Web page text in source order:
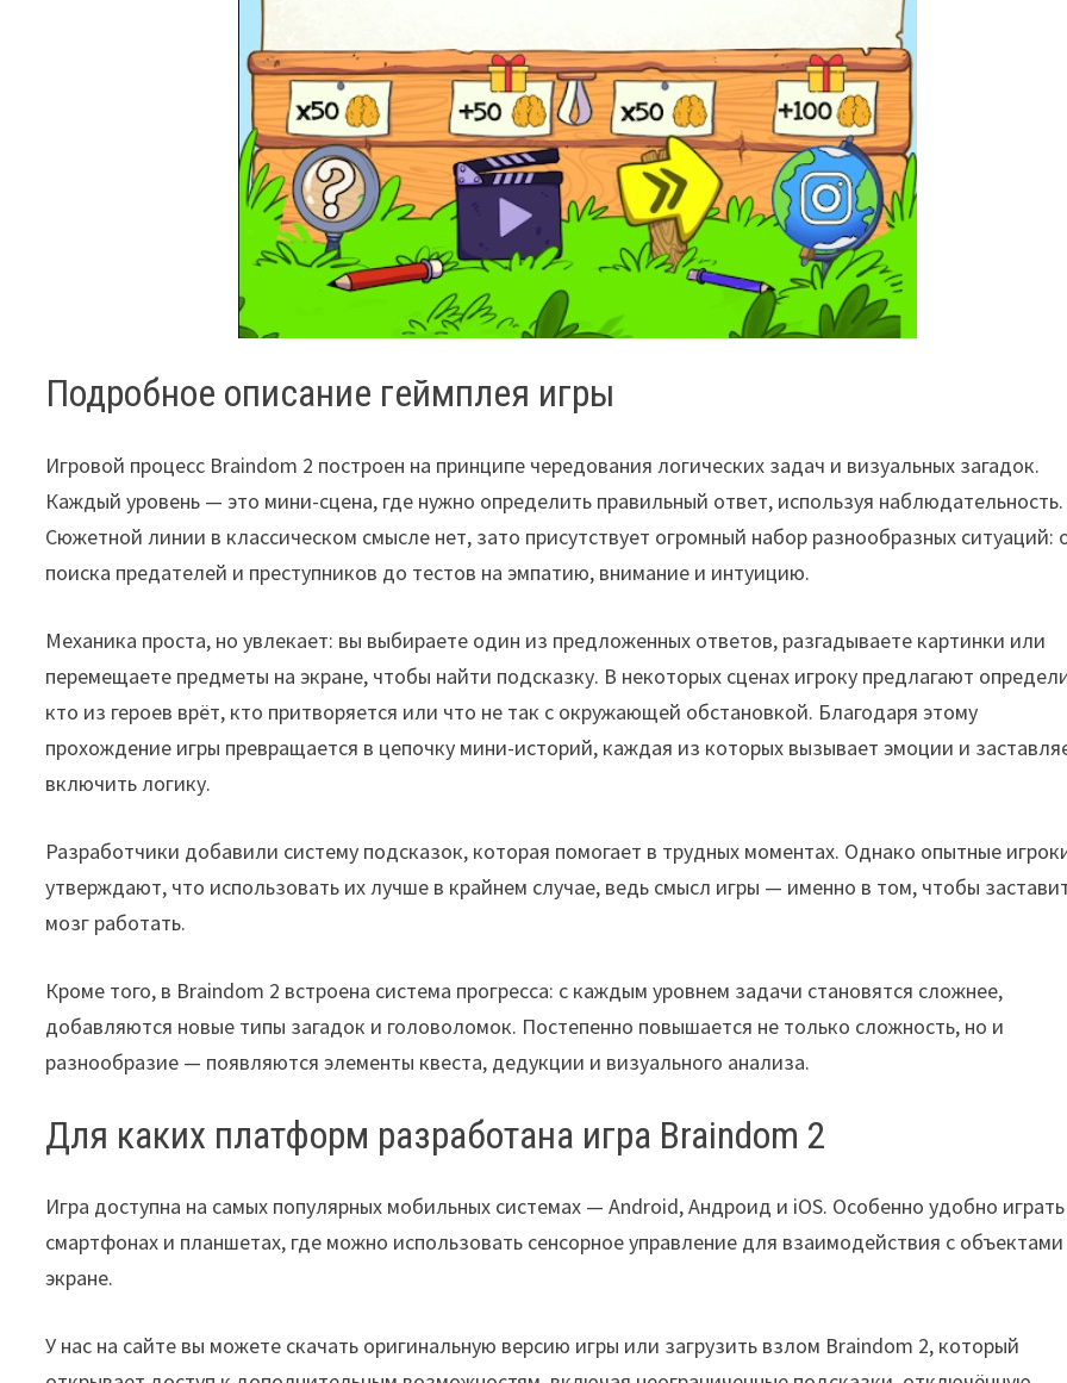
Подробное описание геймплея игры
Игровой процесс Braindom 2 построен на принципе чередования логических задач и визуальных загадок.
Каждый уровень — это мини-сцена, где нужно определить правильный ответ, используя наблюдательность.
Сюжетной линии в классическом смысле нет, зато присутствует огромный набор разнообразных ситуаций:
поиска предателей и преступников до тестов на эмпатию, внимание и интуицию.
Механика проста, но увлекает: вы выбираете один из предложенных ответов, разгадываете картинки или
перемещаете предметы на экране, чтобы найти подсказку. В некоторых сценах игроку предлагают
кто из героев врёт, кто притворяется или что не так с окружающей обстановкой. Благодаря этому
прохождение игры превращается в цепочку мини-историй, каждая из которых вызывает эмоции и
включить логику.
Разработчики добавили систему подсказок, которая помогает в трудных моментах. Однако опытные
утверждают, что использовать их лучше в крайнем случае, ведь смысл игры — именно в том, чтобы
мозг работать.
Кроме того, в Braindom 2 встроена система прогресса: с каждым уровнем задачи становятся сложнее,
добавляются новые типы загадок и головоломок. Постепенно повышается не только сложность, но и
разнообразие — появляются элементы квеста, дедукции и визуального анализа.
Для каких платформ разработана игра Braindom 2
Игра доступна на самых популярных мобильных системах — Android, Андроид и iOS. Особенно удобно
смартфонах и планшетах, где можно использовать сенсорное управление для взаимодействия с объектами
экране.
У нас на сайте вы можете скачать оригинальную версию игры или загрузить взлом Braindom 2, который